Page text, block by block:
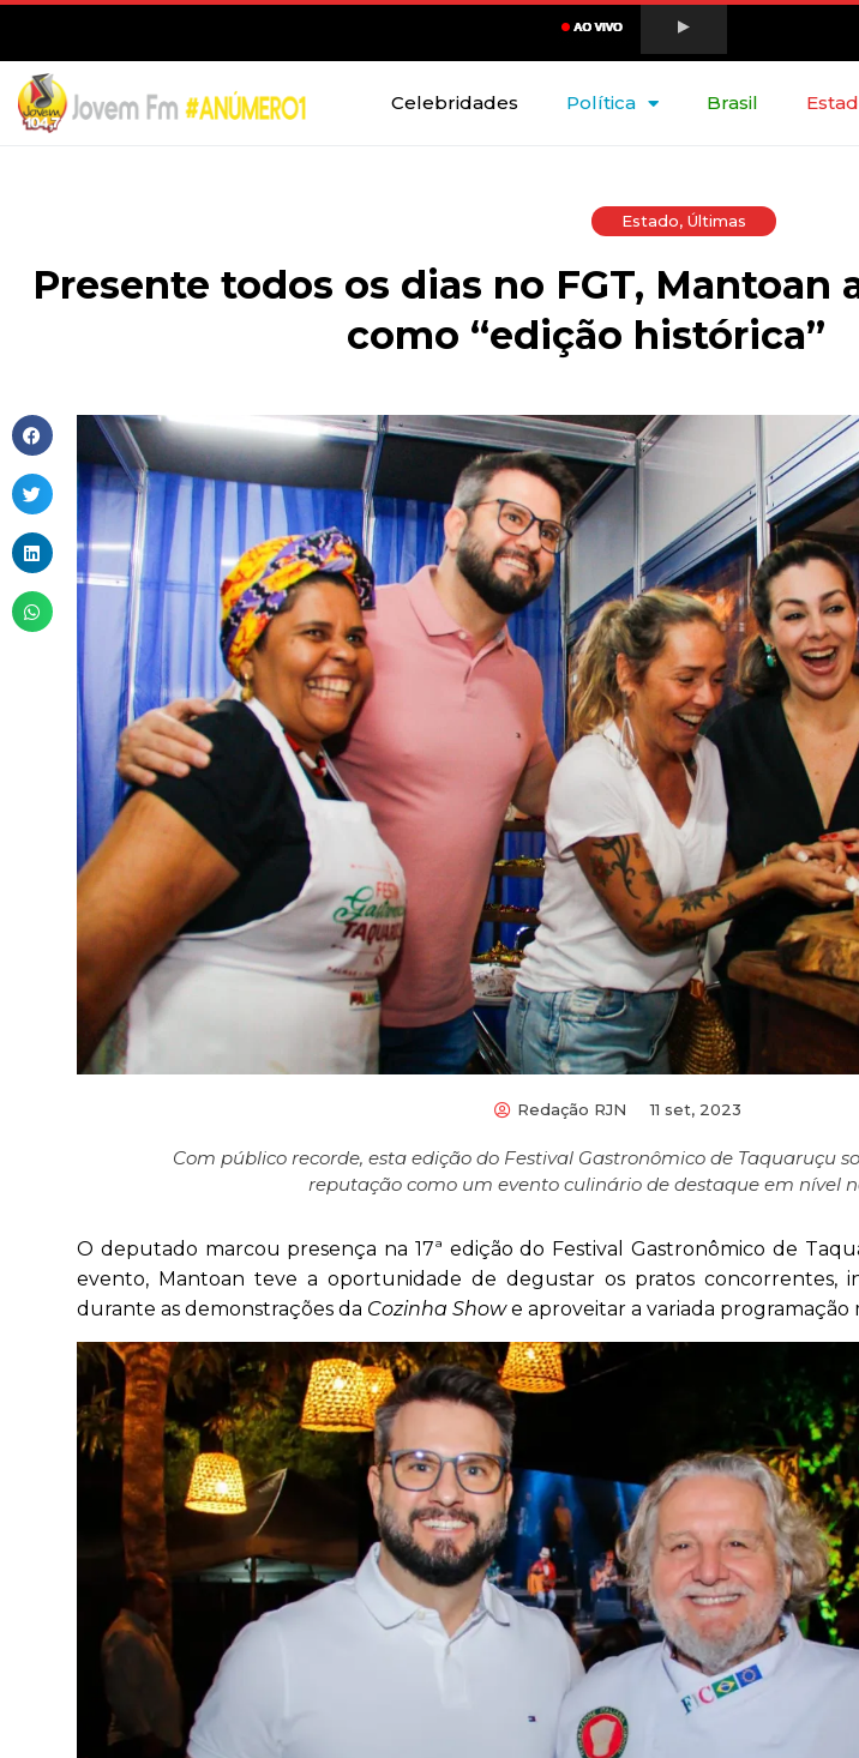
Celebridades Política Brasil
Estado, Últimas
Presente todos os dias no FGT, Mantoan
como “edição histórica”
Redação RJN 11 set, 2023
Com público recorde, esta edição do Festival Gastronômico de Taquaruçu
reputação como um evento culinário de destaque em nível
O deputado marcou presença na 17ª edição do Festival Gastronômico de
evento, Mantoan teve a oportunidade de degustar os pratos concorrentes,
durante as demonstrações da Cozinha Showe aproveitar a variada programação